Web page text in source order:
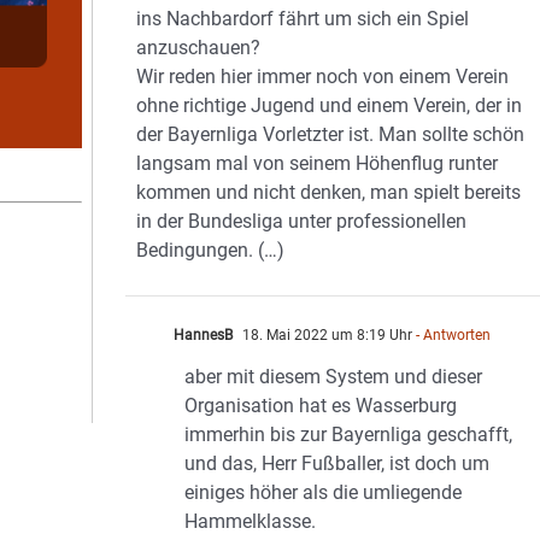
ins Nachbardorf fährt um sich ein Spiel
anzuschauen?
Wir reden hier immer noch von einem Verein
ohne richtige Jugend und einem Verein, der in
der Bayernliga Vorletzter ist. Man sollte schön
langsam mal von seinem Höhenflug runter
kommen und nicht denken, man spielt bereits
in der Bundesliga unter professionellen
Bedingungen. (…)
HannesB 18. Mai 2022 um 8:19 Uhr - Antworten
aber mit diesem System und dieser
Organisation hat es Wasserburg
immerhin bis zur Bayernliga geschafft,
und das, Herr Fußballer, ist doch um
einiges höher als die umliegende
Hammelklasse.